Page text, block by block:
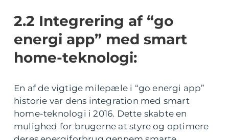
2.2 Integrering af “go
energi app” med smart
home-teknologi:
En af de vigtige milepæle i “go energi app”
historie var dens integration med smart
home-teknologi i 2016. Dette skabte en
mulighed for brugerne at styre og optimere